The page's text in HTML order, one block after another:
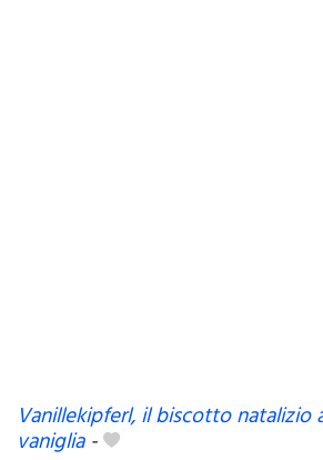
Vanillekipferl, il biscotto natalizio
vaniglia-